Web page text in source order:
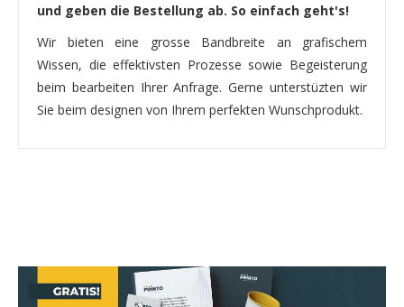
und geben die Bestellung ab. So einfach geht's!
Wir bieten eine grosse Bandbreite an grafischem
Wissen, die effektivsten Prozesse sowie Begeisterung
beim bearbeiten Ihrer Anfrage. Gerne unterstüzten wir
Sie beim designen von Ihrem perfekten Wunschprodukt.